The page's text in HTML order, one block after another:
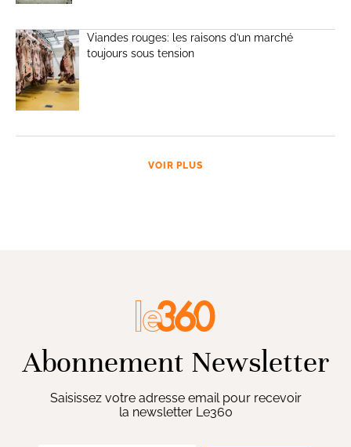
Viandes rouges: les raisons d’un marché
toujours sous tension
VOIR PLUS
Abonnement Newsletter
Saisissez votre adresse email pour recevoir
la newsletter Le360